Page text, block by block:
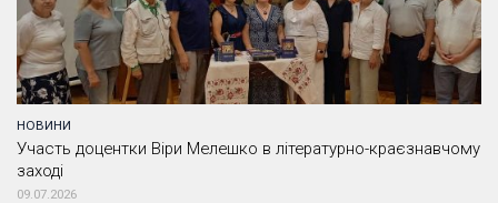
НОВИНИ
Участь доцентки Віри Мелешко в літературно-краєзнавчому
заході
09.07.2026